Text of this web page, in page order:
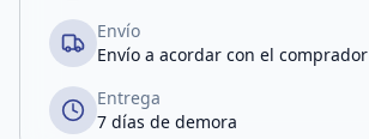
Envío
Envío a acordar con el comprador
Entrega
7 días de demora